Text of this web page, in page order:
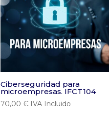
Ciberseguridad para
microempresas. IFCT104
70,00€ IVA Incluido